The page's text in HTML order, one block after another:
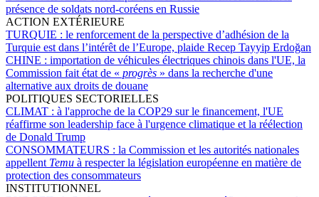
présence de soldats nord-coréens en Russie
ACTION EXTÉRIEURE
TURQUIE : le renforcement de la perspective d’adhésion de la
Turquie est dans l’intérêt de l’Europe, plaide Recep Tayyip Erdoğan
CHINE : importation de véhicules électriques chinois dans l'UE, la
Commission fait état de « progrès » dans la recherche d'une
alternative aux droits de douane
POLITIQUES SECTORIELLES
CLIMAT : à l'approche de la COP29 sur le financement, l'UE
réaffirme son leadership face à l'urgence climatique et la réélection
de Donald Trump
CONSOMMATEURS : la Commission et les autorités nationales
appellent Temu à respecter la législation européenne en matière de
protection des consommateurs
INSTITUTIONNEL